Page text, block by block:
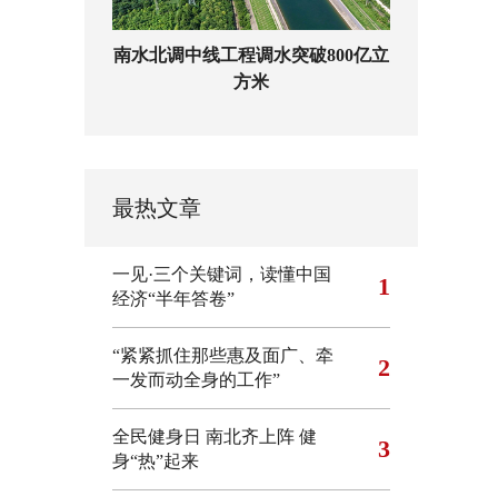
南水北调中线工程调水突破800亿立
方米
最热文章
一见·三个关键词，读懂中国
经济“半年答卷”
1
“紧紧抓住那些惠及面广、牵
一发而动全身的工作”
2
全民健身日 南北齐上阵 健
身“热”起来
3